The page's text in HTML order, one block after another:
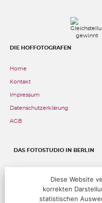
DIE HOFFOTOGRAFEN
Home
Kontakt
Impressum
Datenschutzerklärung
AGB
DAS FOTOSTUDIO IN BERLIN
+49 (0)30 283 05 68 00
studio@hoffotografen.de
Diese Website
korrekten
statistischen